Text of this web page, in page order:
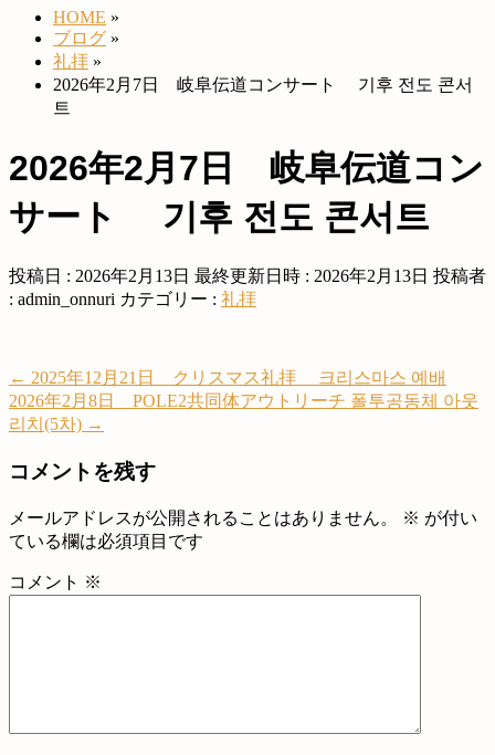
HOME »
ブログ »
礼拝 »
2026年2月7日 岐阜伝道コンサート 기후 전도 콘서
트
2026年2月7日 岐阜伝道コン
サート 기후 전도 콘서트
投稿日 : 2026年2月13日 最終更新日時 : 2026年2月13日 投稿者
: admin_onnuri カテゴリー : 礼拝
← 2025年12月21日 クリスマス礼拝 크리스마스 예배
2026年2月8日 POLE2共同体アウトリーチ 폴투공동체 아웃
리치(5차) →
コメントを残す
メールアドレスが公開されることはありません。 ※ が付い
ている欄は必須項目です
コメント ※